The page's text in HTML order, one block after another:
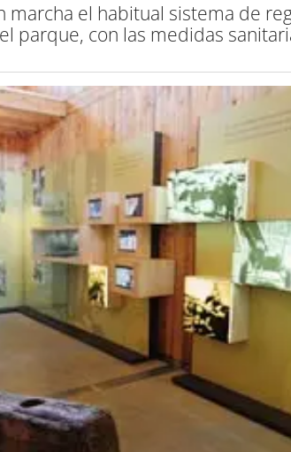
marcha el habitual sistema de
parque, con las medidas